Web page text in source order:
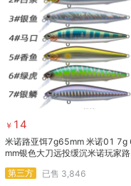
￥ 14
米诺路亚饵7g65mm 米诺01 7g
mm银色大刀远投缓沉米诺玩家
第三方
已售 3,846